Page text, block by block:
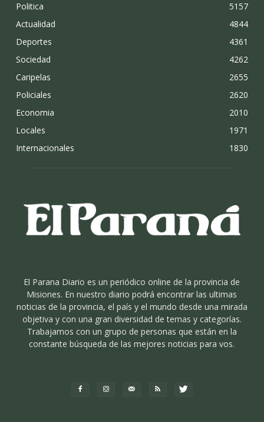
Politica
5157
Actualidad
4844
Deportes
4361
Sociedad
4262
Caripelas
2655
Policiales
2620
Economia
2010
Locales
1971
Internacionales
1830
El Parana Diario es un periódico online de la provincia de
Misiones. En nuestro diario podrá encontrar las ultimas
noticias de la provincia, el país y el mundo desde una mirada
objetiva y con una gran diversidad de temas y categorías.
Trabajamos con un grupo de personas que están en la
constante búsqueda de las mejores noticias para vos.